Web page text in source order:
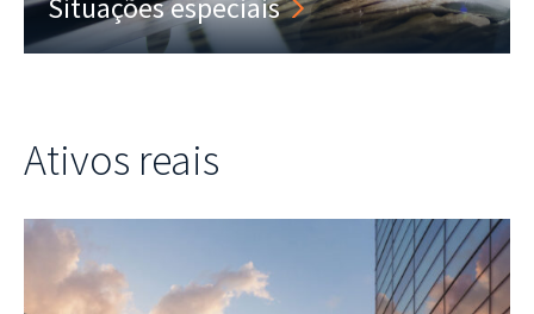
Situações especiais
Ativos reais